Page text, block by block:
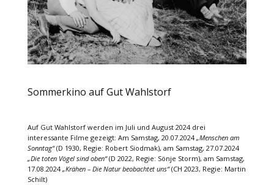
Sommerkino auf Gut Wahlstorf
Auf Gut Wahlstorf werden im Juli und August 2024 drei
interessante Filme gezeigt: Am Samstag, 20.07.2024„Menschen am
Sonntag“(D 1930, Regie: Robert Siodmak), am Samstag, 27.07.2024
„Die toten Vögel sind oben“(D 2022, Regie: Sönje Storm), am Samstag,
17.08.2024„Krähen – Die Natur beobachtet uns“(CH 2023, Regie: Martin
Schilt)